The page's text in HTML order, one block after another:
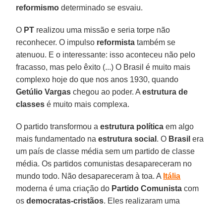
reformismo determinado se esvaiu.
O PT realizou uma missão e seria torpe não
reconhecer. O impulso reformista também se
atenuou. E o interessante: isso aconteceu não pelo
fracasso, mas pelo êxito (...) O Brasil é muito mais
complexo hoje do que nos anos 1930, quando
Getúlio Vargas chegou ao poder. Aestrutura de
classes é muito mais complexa.
O partido transformou aestrutura política em algo
mais fundamentado naestrutura social . O Brasil era
um país de classe média sem um partido de classe
média. Os partidos comunistas desapareceram no
mundo todo. Não desapareceram à toa. A Itália
moderna é uma criação do Partido Comunista com
os democratas-cristãos. Eles realizaram uma